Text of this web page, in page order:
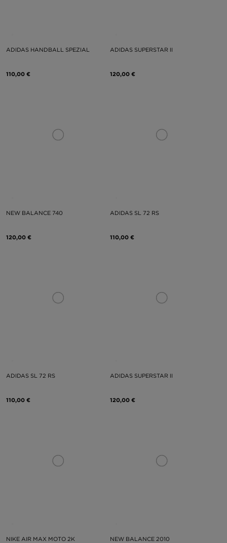
ADIDAS HANDBALL SPEZIAL
110,00 €
ADIDAS SUPERSTAR II
120,00 €
NEW BALANCE 740
120,00 €
ADIDAS SL 72 RS
110,00 €
ADIDAS SL 72 RS
110,00 €
ADIDAS SUPERSTAR II
120,00 €
NIKE AIR MAX MOTO 2K NEW BALANCE 2010